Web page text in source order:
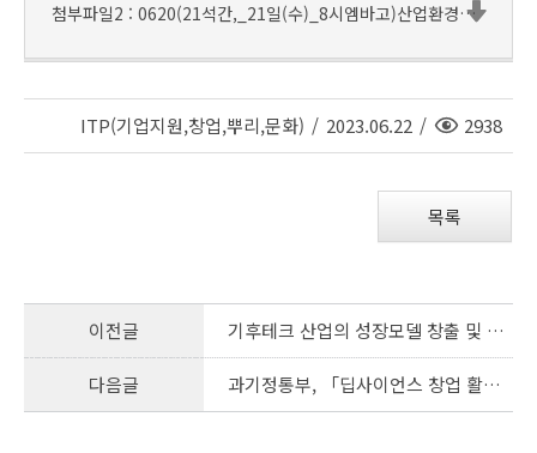
첨부파일2 : 0620(21석간,_21일(수)_8시엠바고)산업환경과,_산업별_순환_경제_선도_사업(프로젝트)_추진.pdf
ITP(기업지원,창업,뿌리,문화) / 2023.06.22 /
조
회
2938
목록
이전글 기후테크 산업의 성장모델 창출 및 수출산업 전략 수립
다음글 과기정통부, 「딥사이언스 창업 활성화 방안」 발표